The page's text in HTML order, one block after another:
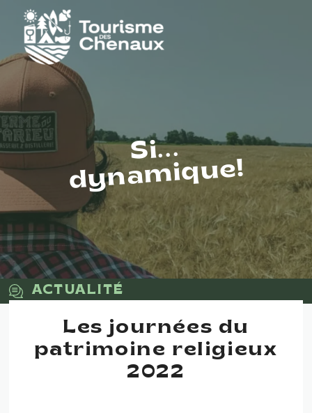
Si...
dynamique!
ACTUALITÉ
Les journées du
patrimoine religieux
2022